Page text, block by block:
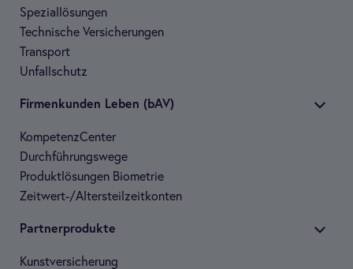
Spe­zi­al­lö­sun­gen
Tech­ni­sche Ver­si­che­run­gen
Trans­port
Unfall­schutz
Fir­men­kun­den Leben (bAV)
Kom­pe­tenz­Cen­ter
Durch­füh­rungs­wege
Pro­dukt­lö­sun­gen Bio­me­trie
Zeit­wert-/Alters­teil­zeit­kon­ten
Part­ner­pro­dukte
Kunst­ver­si­che­rung